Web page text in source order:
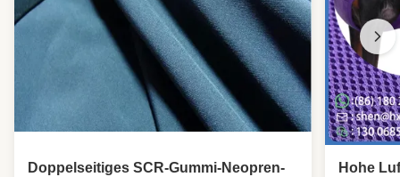
Doppelseitiges SCR-Gummi-Neopren-
Hohe